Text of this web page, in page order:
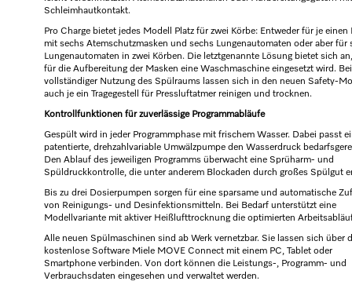
Schleimhautkontakt.
Pro Charge bietet jedes Modell Platz für zwei Körbe: Entweder für je einen
mit sechs Atemschutzmasken und sechs Lungenautomaten oder aber für
Lungenautomaten in zwei Körben. Die letztgenannte Lösung bietet sich
für die Aufbereitung der Masken eine Waschmaschine eingesetzt wird. Bei
vollständiger Nutzung des Spülraums lassen sich in den neuen Safety-
auch je ein Tragegestell für Pressluftatmer reinigen und trocknen.
Kontrollfunktionen für zuverlässige Programmabläufe
Gespült wird in jeder Programmphase mit frischem Wasser. Dabei passt
patentierte, drehzahlvariable Umwälzpumpe den Wasserdruck
Den Ablauf des jeweiligen Programms überwacht eine Sprüharm- und
Spüldruckkontrolle, die unter anderem Blockaden durch großes Spülgut
Bis zu drei Dosierpumpen sorgen für eine sparsame und automatische
von Reinigungs- und Desinfektionsmitteln. Bei Bedarf unterstützt eine
Modellvariante mit aktiver Heißlufttrocknung die optimierten
Alle neuen Spülmaschinen sind ab Werk vernetzbar. Sie lassen sich über
kostenlose Software Miele MOVE Connect mit einem PC, Tablet oder
Smartphone verbinden. Von dort können die Leistungs-, Programm- und
Verbrauchsdaten eingesehen und verwaltet werden.